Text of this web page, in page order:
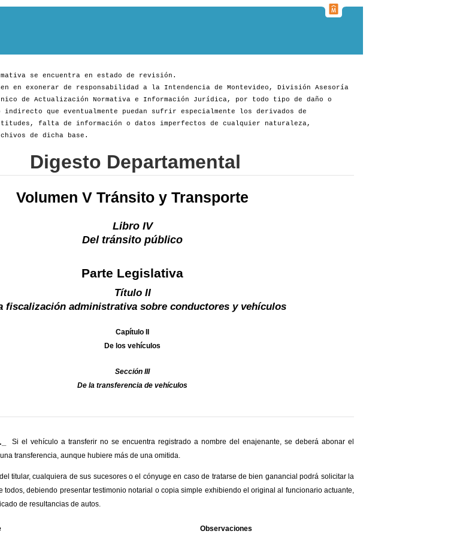
se encuentra en estado de revisión.
en exonerar de responsabilidad a la Intendencia de Montevideo, División Asesoría
de Actualización Normativa e Información Jurídica, por todo tipo de daño o
que eventualmente puedan sufrir especialmente los derivados de
falta de información o datos imperfectos de cualquier naturaleza,
de dicha base.
Digesto Departamental
Volumen V Tránsito y Transporte
Libro IV
Del tránsito público
Parte Legislativa
Título II
fiscalización administrativa sobre conductores y vehículos
Capítulo II
De los vehículos
Sección III
De la transferencia de vehículos
Si el vehículo a transferir no se encuentra registrado a nombre del enajenante, se deberá abonar el
transferencia, aunque hubiere más de una omitida.
titular, cualquiera de sus sucesores o el cónyuge en caso de tratarse de bien ganancial podrá solicitar la
todos, debiendo presentar testimonio notarial o copia simple exhibiendo el original al funcionario actuante,
de resultancias de autos.
Observaciones